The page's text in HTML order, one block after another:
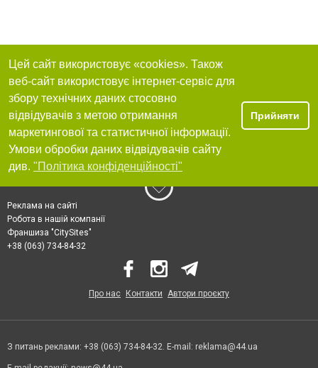
Цей сайт використовує «cookies». Також
веб-сайт використовує інтернет-сервіс для
збору технічних даних стосовно
відвідувачів з метою отримання
маркетингової та статистичної інформації.
Умови обробки даних відвідувачів сайту
див. "Політика конфіденційності"
Прийняти
Реклама на сайті
Робота в нашій компанії
Франшиза "CitySites"
+38 (063) 734-84-32
Про нас Контакти Автори проєкту
З питань реклами: +38 (063) 734-84-32. E-mail: reklama@44.ua